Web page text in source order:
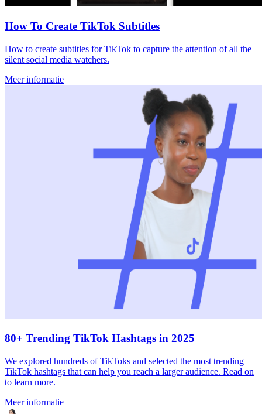
How To Create TikTok Subtitles
How to create subtitles for TikTok to capture the attention of all the
silent social media watchers.
Meer informatie
80+ Trending TikTok Hashtags in 2025
We explored hundreds of TikToks and selected the most trending
TikTok hashtags that can help you reach a larger audience. Read on
to learn more.
Meer informatie